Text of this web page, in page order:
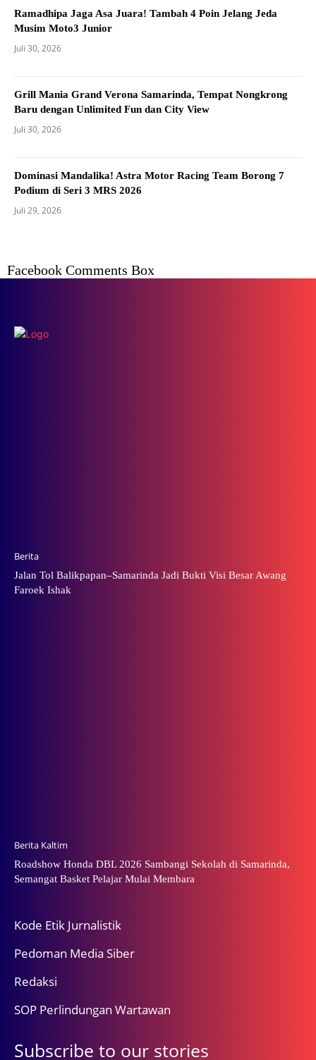
Ramadhipa Jaga Asa Juara! Tambah 4 Poin Jelang Jeda
Musim Moto3 Junior
Juli 30, 2026
Grill Mania Grand Verona Samarinda, Tempat Nongkrong
Baru dengan Unlimited Fun dan City View
Juli 30, 2026
Dominasi Mandalika! Astra Motor Racing Team Borong 7
Podium di Seri 3 MRS 2026
Juli 29, 2026
Facebook Comments Box
Berita
Jalan Tol Balikpapan–Samarinda Jadi Bukti Visi Besar Awang
Faroek Ishak
Berita Kaltim
Roadshow Honda DBL 2026 Sambangi Sekolah di Samarinda,
Semangat Basket Pelajar Mulai Membara
Kode Etik Jurnalistik
Pedoman Media Siber
Redaksi
SOP Perlindungan Wartawan
Subscribe to our stories